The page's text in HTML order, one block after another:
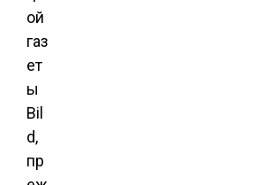
ой
газ
ет
ы
Bil
d,
пр